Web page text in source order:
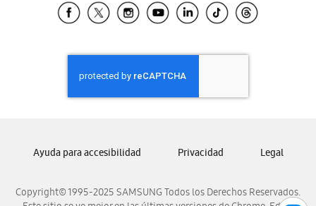
Samsung El Salvador
Samsung Honduras
Samsung Nicaragua
Samsung Panamá
Samsung Venezuela
Copyright© 1995-2025 SAMSUNG Todos los Derechos Reservados.
Ayuda para accesibilidad Privacidad Legal